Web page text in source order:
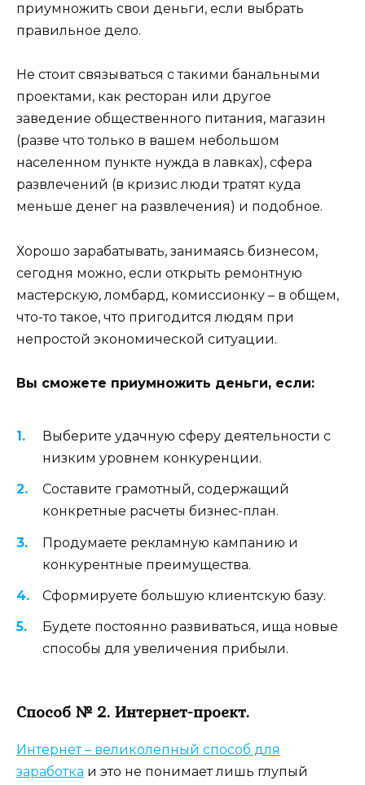
приумножить свои деньги, если выбрать
правильное дело.
Не стоит связываться с такими банальными
проектами, как ресторан или другое
заведение общественного питания, магазин
(разве что только в вашем небольшом
населенном пункте нужда в лавках), сфера
развлечений (в кризис люди тратят куда
меньше денег на развлечения) и подобное.
Хорошо зарабатывать, занимаясь бизнесом,
сегодня можно, если открыть ремонтную
мастерскую, ломбард, комиссионку – в общем,
что-то такое, что пригодится людям при
непростой экономической ситуации.
Вы сможете приумножить деньги, если:
Выберите удачную сферу деятельности с
низким уровнем конкуренции.
Составите грамотный, содержащий
конкретные расчеты бизнес-план.
Продумаете рекламную кампанию и
конкурентные преимущества.
Сформируете большую клиентскую базу.
Будете постоянно развиваться, ища новые
способы для увеличения прибыли.
Способ № 2. Интернет-проект.
Интернет – великолепный способ для
заработка и это не понимает лишь глупый